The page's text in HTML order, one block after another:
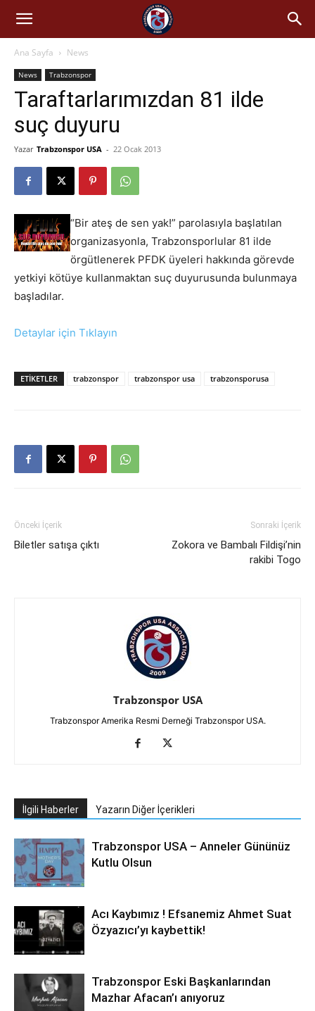
Ana Sayfa News
News Trabzonspor
Taraftarlarımızdan 81 ilde
suç duyuru
Yazar Trabzonspor USA - 22 Ocak 2013
“Bir ateş de sen yak!” parolasıyla başlatılan
organizasyonla, Trabzonsporlular 81 ilde
örgütlenerek PFDK üyeleri hakkında görevde
yetkiyi kötüye kullanmaktan suç duyurusunda bulunmaya
başladılar.
Detaylar için Tıklayın
ETIKETLER trabzonspor trabzonspor usa trabzonsporusa
Önceki İçerik
Biletler satışa çıktı
Sonraki İçerik
Zokora ve Bambalı Fildişi’nin
rakibi Togo
Trabzonspor USA
Trabzonspor Amerika Resmi Derneği Trabzonspor USA.
İlgili Haberler Yazarın Diğer İçerikleri
Trabzonspor USA – Anneler Gününüz
Kutlu Olsun
Acı Kaybımız ! Efsanemiz Ahmet Suat
Özyazıcı’yı kaybettik!
Trabzonspor Eski Başkanlarından
Mazhar Afacan’ı anıyoruz